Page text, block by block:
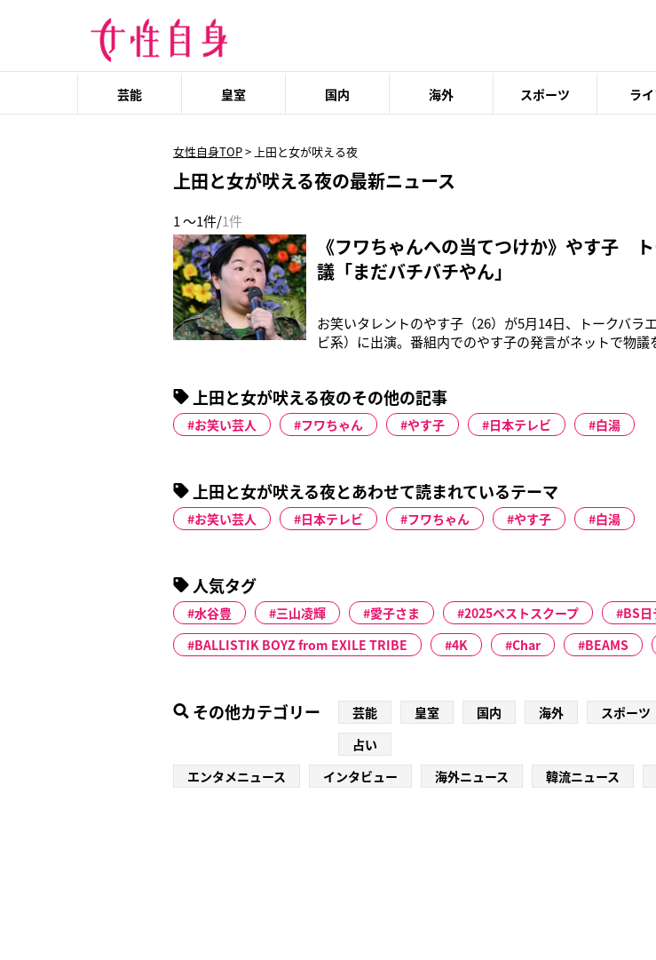
芸能 皇室 国内 海外 スポーツ ラ
女性自身TOP> 上田と女が吠える夜
上田と女が吠える夜の最新ニュース
1 ～1件/1件
《フワちゃんへの当てつけか》やす子
議「まだバチバチやん」
お笑いタレントのやす子（26）が5月14日、トークバラ
ビ系）に出演。番組内でのやす子の発言がネットで物
ので朝型で、朝6時に起きて23時に寝るという規則正
辞めて、牛丼チェーン店で深夜
上田と女が吠える夜のその他の記事
お笑い芸人 フワちゃん やす子 日本テレビ 白湯
上田と女が吠える夜とあわせて読まれているテーマ
お笑い芸人 日本テレビ フワちゃん やす子 白湯
人気タグ
水谷豊 三山凌輝 愛子さま 2025ベストスクープ BS日
BALLISTIK BOYZ from EXILE TRIBE
4K Char BEAMS
その他カテゴリー 芸能 皇室 国内 海外 スポーツ
占い
エンタメニュース
インタビュー 海外ニュース 韓流ニュース